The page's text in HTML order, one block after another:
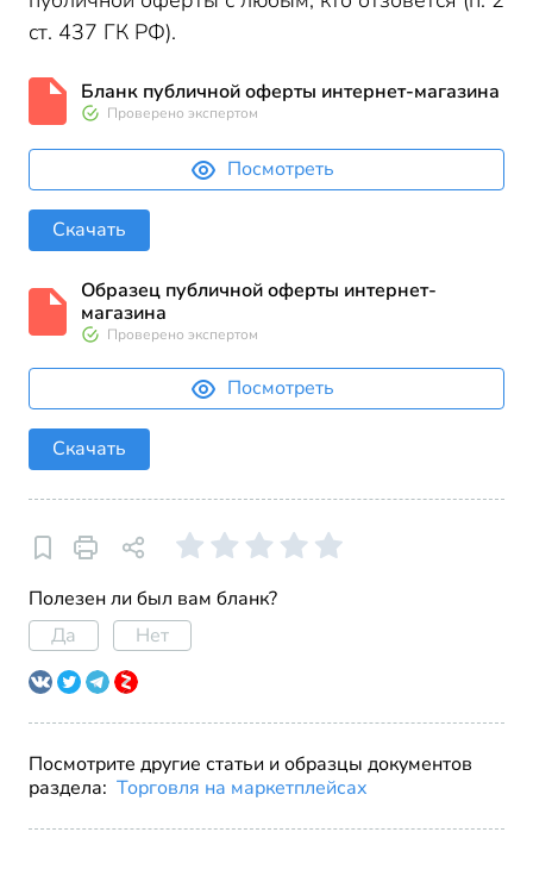
ст. 437 ГК РФ).
Бланк публичной оферты интернет-магазина
Проверено экспертом
Посмотреть
Скачать
Образец публичной оферты интернет-
магазина
Проверено экспертом
Посмотреть
Скачать
Полезен ли был вам бланк?
Да
Нет
Посмотрите другие статьи и образцы документов
раздела: Торговля на маркетплейсах